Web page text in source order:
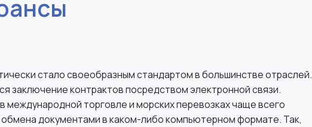
стало своеобразным стандартом в большинстве отраслей.
заключение контрактов посредством электронной связи.
торговле и морских перевозках чаще всего
обмена документами в каком-либо компьютерном формате. Так,